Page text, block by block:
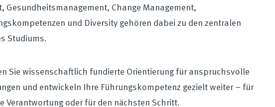
Gesundheitsmanagement, Change Management,
und Diversity gehören dabei zu den zentralen
Studiums.
Sie wissenschaftlich fundierte Orientierung für anspruchsvolle
und entwickeln Ihre Führungskompetenz gezielt weiter – für
Verantwortung oder für den nächsten Schritt.